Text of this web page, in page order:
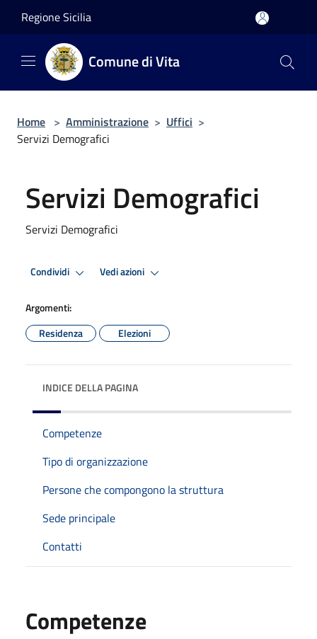
Regione Sicilia
Comune di Vita
Home > Amministrazione > Uffici >
Servizi Demografici
Servizi Demografici
Servizi Demografici
Condividi Vedi azioni
Argomenti:
Residenza
Elezioni
INDICE DELLA PAGINA
Competenze
Tipo di organizzazione
Persone che compongono la struttura
Sede principale
Contatti
Competenze